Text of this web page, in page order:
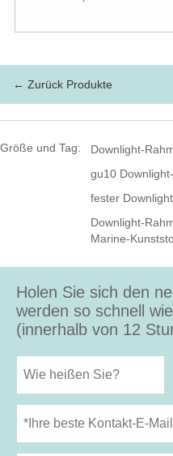
← Zurück Produkte
Größe und Tag: Downlight-
gu10
fester
Downlight-
Marine-
Holen Sie sich den
werden so schnell
(innerhalb von 12